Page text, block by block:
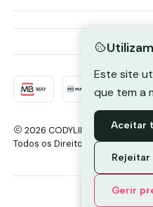
2026 CODYLIFE-PORTUGAL.
Todos os Direitos Reservados.
Envie-nos
Este site
que tem a
Aceitar
Rejeitar
Gerir